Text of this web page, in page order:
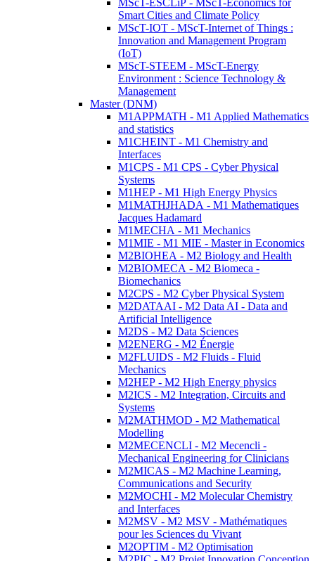
MScT-ESCLiP - MScT-Economics for
Smart Cities and Climate Policy
MScT-IOT - MScT-Internet of Things :
Innovation and Management Program
(IoT)
MScT-STEEM - MScT-Energy
Environment : Science Technology &
Management
Master (DNM)
M1APPMATH - M1 Applied Mathematics
and statistics
M1CHEINT - M1 Chemistry and
Interfaces
M1CPS - M1 CPS - Cyber Physical
Systems
M1HEP - M1 High Energy Physics
M1MATHJHADA - M1 Mathematiques
Jacques Hadamard
M1MECHA - M1 Mechanics
M1MIE - M1 MIE - Master in Economics
M2BIOHEA - M2 Biology and Health
M2BIOMECA - M2 Biomeca -
Biomechanics
M2CPS - M2 Cyber Physical System
M2DATAAI - M2 Data AI - Data and
Artificial Intelligence
M2DS - M2 Data Sciences
M2ENERG - M2 Énergie
M2FLUIDS - M2 Fluids - Fluid
Mechanics
M2HEP - M2 High Energy physics
M2ICS - M2 Integration, Circuits and
Systems
M2MATHMOD - M2 Mathematical
Modelling
M2MECENCLI - M2 Mecencli -
Mechanical Engineering for Clinicians
M2MICAS - M2 Machine Learning,
Communications and Security
M2MOCHI - M2 Molecular Chemistry
and Interfaces
M2MSV - M2 MSV - Mathématiques
pour les Sciences du Vivant
M2OPTIM - M2 Optimisation